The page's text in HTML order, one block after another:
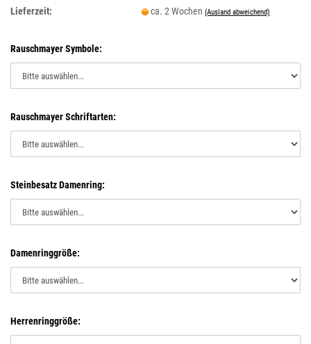
Lieferzeit:
ca. 2 Wochen(Ausland abweichend)
Rauschmayer Symbole:
Rauschmayer Schriftarten:
Steinbesatz Damenring:
Damenringgröße:
Herrenringgröße: